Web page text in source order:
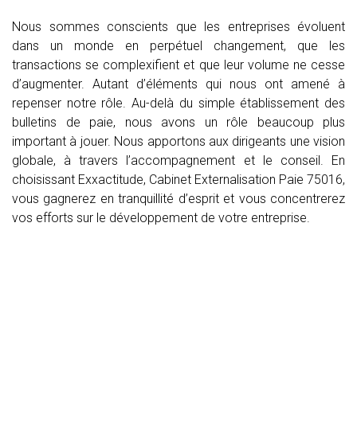
Nous sommes conscients que les entreprises évoluent
dans un monde en perpétuel changement, que les
transactions se complexifient et que leur volume ne cesse
d’augmenter. Autant d’éléments qui nous ont amené à
repenser notre rôle. Au-delà du simple établissement des
bulletins de paie, nous avons un rôle beaucoup plus
important à jouer. Nous apportons aux dirigeants une vision
globale, à travers l’accompagnement et le conseil. En
choisissant Exxactitude, Cabinet Externalisation Paie 75016,
vous gagnerez en tranquillité d’esprit et vous concentrerez
vos efforts sur le développement de votre entreprise.